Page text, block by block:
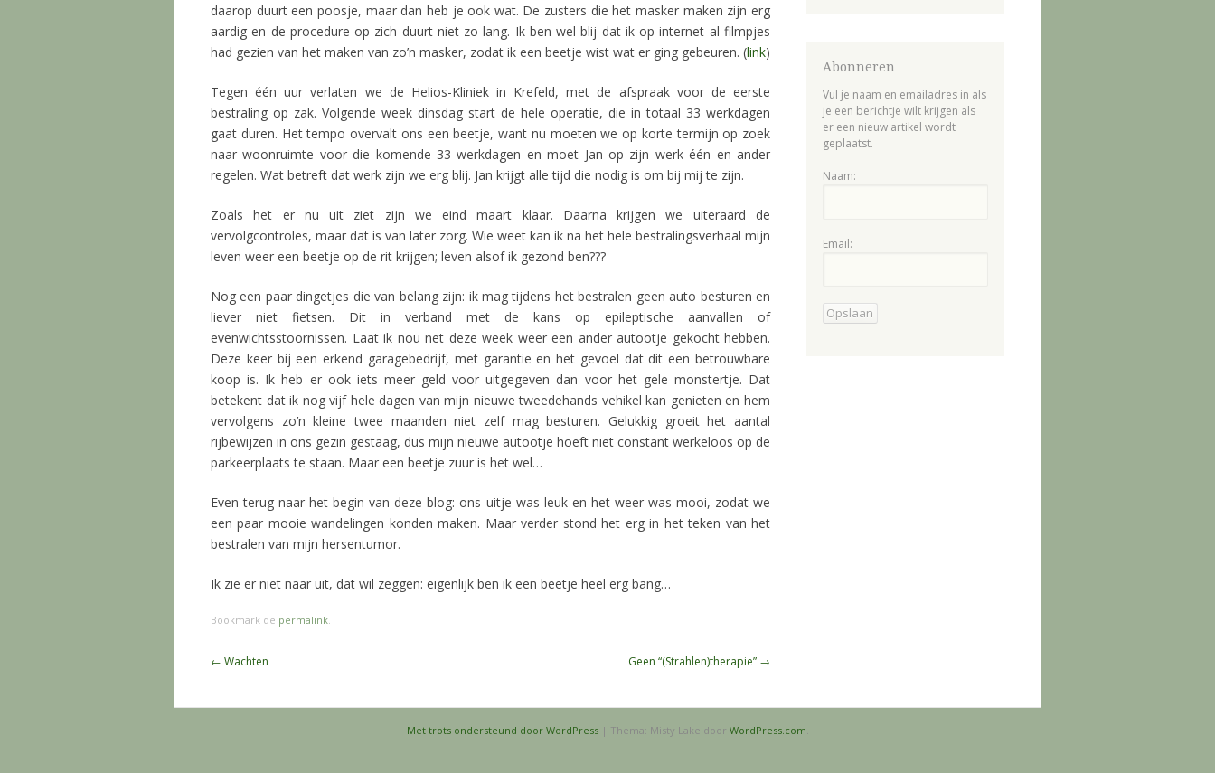
daarop duurt een poosje, maar dan heb je ook wat. De zusters die het masker maken zijn erg
aardig en de procedure op zich duurt niet zo lang. Ik ben wel blij dat ik op internet al filmpjes
had gezien van het maken van zo’n masker, zodat ik een beetje wist wat er ging gebeuren. (link)
Tegen één uur verlaten we de Helios-Kliniek in Krefeld, met de afspraak voor de eerste
bestraling op zak. Volgende week dinsdag start de hele operatie, die in totaal 33 werkdagen
gaat duren. Het tempo overvalt ons een beetje, want nu moeten we op korte termijn op zoek
naar woonruimte voor die komende 33 werkdagen en moet Jan op zijn werk één en ander
regelen. Wat betreft dat werk zijn we erg blij. Jan krijgt alle tijd die nodig is om bij mij te zijn.
Zoals het er nu uit ziet zijn we eind maart klaar. Daarna krijgen we uiteraard de
vervolgcontroles, maar dat is van later zorg. Wie weet kan ik na het hele bestralingsverhaal mijn
leven weer een beetje op de rit krijgen; leven alsof ik gezond ben???
Nog een paar dingetjes die van belang zijn: ik mag tijdens het bestralen geen auto besturen en
liever niet fietsen. Dit in verband met de kans op epileptische aanvallen of
evenwichtsstoornissen. Laat ik nou net deze week weer een ander autootje gekocht hebben.
Deze keer bij een erkend garagebedrijf, met garantie en het gevoel dat dit een betrouwbare
koop is. Ik heb er ook iets meer geld voor uitgegeven dan voor het gele monstertje. Dat
betekent dat ik nog vijf hele dagen van mijn nieuwe tweedehands vehikel kan genieten en hem
vervolgens zo’n kleine twee maanden niet zelf mag besturen. Gelukkig groeit het aantal
rijbewijzen in ons gezin gestaag, dus mijn nieuwe autootje hoeft niet constant werkeloos op de
parkeerplaats te staan. Maar een beetje zuur is het wel…
Even terug naar het begin van deze blog: ons uitje was leuk en het weer was mooi, zodat we
een paar mooie wandelingen konden maken. Maar verder stond het erg in het teken van het
bestralen van mijn hersentumor.
Ik zie er niet naar uit, dat wil zeggen: eigenlijk ben ik een beetje heel erg bang…
Bookmark de permalink.
Berichtnavigatie
← Wachten Geen “(Strahlen)therapie” →
Abonneren
Vul je naam en emailadres in als
je een berichtje wilt krijgen als
er een nieuw artikel wordt
geplaatst.
Naam:
Email:
Met trots ondersteund door WordPress | Thema: Misty Lake door WordPress.com